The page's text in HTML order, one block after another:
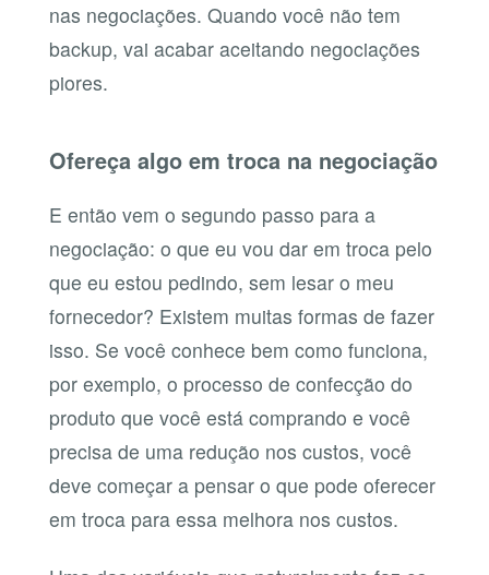
nas negociações. Quando você não tem
backup, vai acabar aceitando negociações
piores.
Ofereça algo em troca na negociação
E então vem o segundo passo para a
negociação: o que eu vou dar em troca pelo
que eu estou pedindo, sem lesar o meu
fornecedor? Existem muitas formas de fazer
isso. Se você conhece bem como funciona,
por exemplo, o processo de confecção do
produto que você está comprando e você
precisa de uma redução nos custos, você
deve começar a pensar o que pode oferecer
em troca para essa melhora nos custos.